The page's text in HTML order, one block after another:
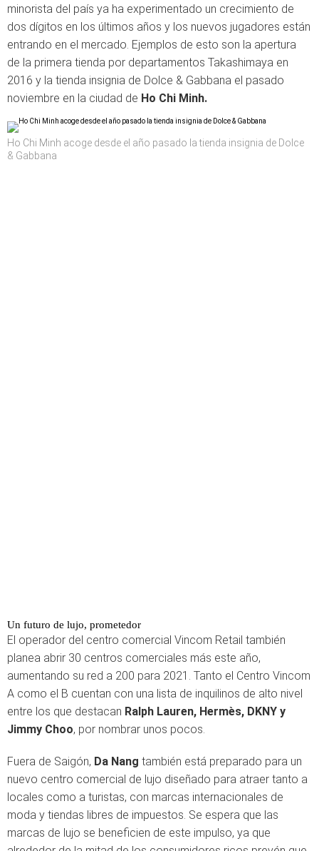
minorista del país ya ha experimentado un crecimiento de
dos dígitos en los últimos años y los nuevos jugadores están
entrando en el mercado. Ejemplos de esto son la apertura
de la primera tienda por departamentos Takashimaya en
2016 y la tienda insignia de Dolce & Gabbana el pasado
noviembre en la ciudad de Ho Chi Minh.
Ho Chi Minh acoge desde el año pasado la tienda insignia de Dolce
& Gabbana
Un futuro de lujo, prometedor
El operador del centro comercial Vincom Retail también
planea abrir 30 centros comerciales más este año,
aumentando su red a 200 para 2021. Tanto el Centro Vincom
A como el B cuentan con una lista de inquilinos de alto nivel
entre los que destacan Ralph Lauren, Hermès, DKNY y
Jimmy Choo, por nombrar unos pocos.
Fuera de Saigón, Da Nang también está preparado para un
nuevo centro comercial de lujo diseñado para atraer tanto a
locales como a turistas, con marcas internacionales de
moda y tiendas libres de impuestos. Se espera que las
marcas de lujo se beneficien de este impulso, ya que